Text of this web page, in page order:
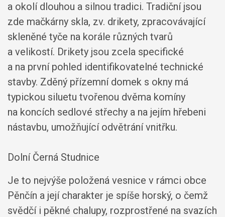
a okolí dlouhou a silnou tradici. Tradiční jsou
zde mačkárny skla, zv. drikety, zpracovávající
skleněné tyče na korále různých tvarů
a velikostí. Drikety jsou zcela specifické
a na první pohled identifikovatelné technické
stavby. Zděný přízemní domek s okny má
typickou siluetu tvořenou dvěma komíny
na koncích sedlové střechy a na jejím hřebeni
nástavbu, umožňující odvětrání vnitřku.
Dolní Černá Studnice
Je to nejvýše položená vesnice v rámci obce
Pěnčín a její charakter je spíše horský, o čemž
svědčí i pěkné chalupy, rozprostřené na svazích